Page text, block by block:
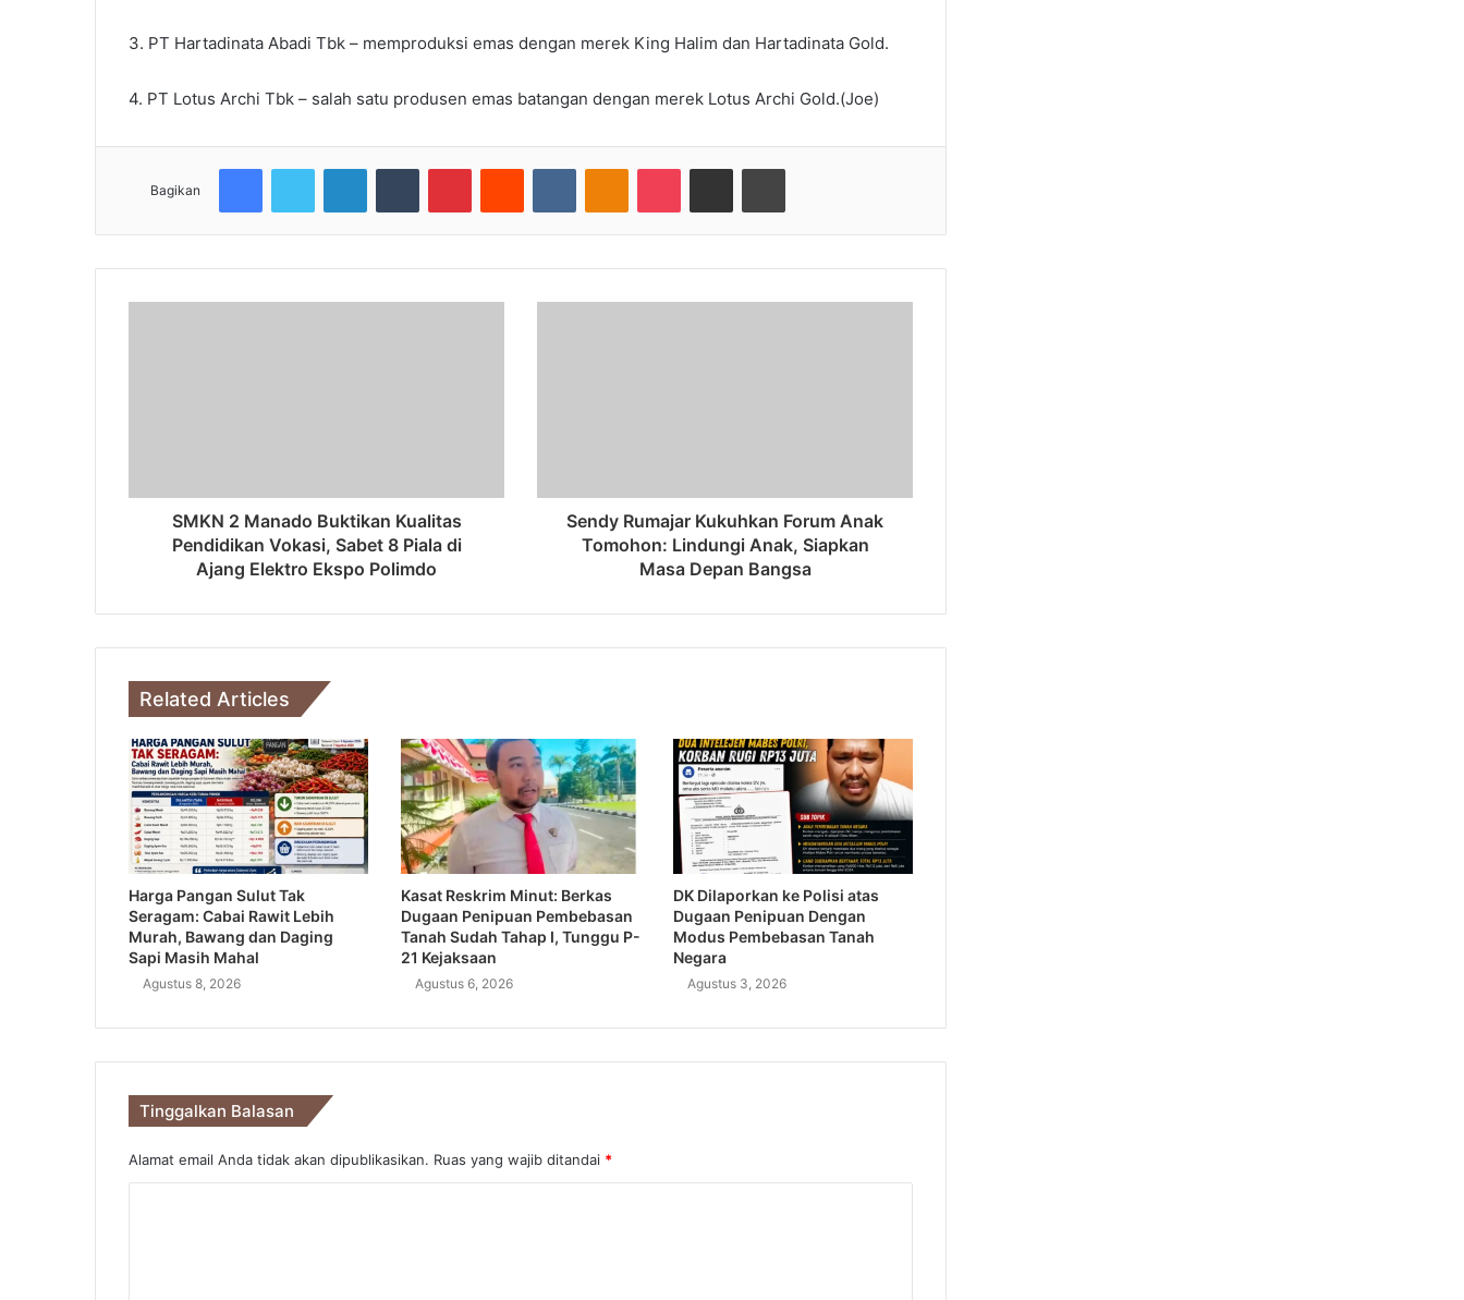
3. PT Hartadinata Abadi Tbk – memproduksi emas dengan merek King Halim dan Hartadinata Gold.
4. PT Lotus Archi Tbk – salah satu produsen emas batangan dengan merek Lotus Archi Gold.(Joe)
Bagikan
FacebookTwitter LinkedInTumblr PinterestReddit VKontakteOdnoklassniki
Pocket Share via Email Cetak
SMKN 2 Manado Buktikan Kualitas
Pendidikan Vokasi, Sabet 8 Piala di
Ajang Elektro Ekspo Polimdo
Sendy Rumajar Kukuhkan Forum Anak
Tomohon: Lindungi Anak, Siapkan
Masa Depan Bangsa
Related Articles
Harga Pangan Sulut Tak
Seragam: Cabai Rawit Lebih
Murah, Bawang dan Daging
Sapi Masih Mahal
Agustus 8, 2026
Kasat Reskrim Minut: Berkas
Dugaan Penipuan Pembebasan
Tanah Sudah Tahap I, Tunggu P-
21 Kejaksaan
Agustus 6, 2026
DK Dilaporkan ke Polisi atas
Dugaan Penipuan Dengan
Modus Pembebasan Tanah
Negara
Agustus 3, 2026
Tinggalkan Balasan
Alamat email Anda tidak akan dipublikasikan. Ruas yang wajib ditandai *